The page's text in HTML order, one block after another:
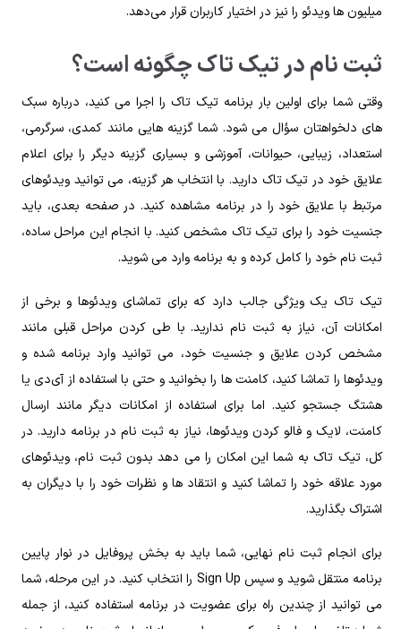
میلیون‌ ها ویدئو را نیز در اختیار کاربران قرار می‌‌دهد.
ثبت نام در تیک تاک چگونه است؟
وقتی شما برای اولین بار برنامه تیک تاک را اجرا می‌ کنید، درباره سبک‌
های دلخواهتان سؤال می‌ شود. شما گزینه‌ هایی مانند کمدی، سرگرمی،
استعداد، زیبایی، حیوانات، آموزشی و بسیاری گزینه دیگر را برای اعلام
علایق خود در تیک تاک دارید. با انتخاب هر گزینه، می‌ توانید ویدئوهای
مرتبط با علایق خود را در برنامه مشاهده کنید. در صفحه بعدی، باید
جنسیت خود را برای تیک تاک مشخص کنید. با انجام این مراحل ساده،
ثبت نام خود را کامل کرده و به برنامه وارد می‌ شوید.
تیک تاک یک ویژگی جالب دارد که برای تماشای ویدئوها و برخی از
امکانات آن، نیاز به ثبت نام ندارید. با طی کردن مراحل قبلی مانند
مشخص کردن علایق و جنسیت خود، می توانید وارد برنامه شده و
ویدئوها را تماشا کنید، کامنت‌ ها را بخوانید و حتی با استفاده از آی‌‌دی یا
هشتگ جستجو کنید. اما برای استفاده از امکانات دیگر مانند ارسال
کامنت، لایک و فالو کردن ویدئوها، نیاز به ثبت نام در برنامه دارید. در
کل، تیک تاک به شما این امکان را می‌ دهد بدون ثبت نام، ویدئوهای
مورد علاقه خود را تماشا کنید و انتقاد ها و نظرات خود را با دیگران به
اشتراک بگذارید.
برای انجام ثبت نام نهایی، شما باید به بخش پروفایل در نوار پایین
برنامه منتقل شوید و سپس Sign Up را انتخاب کنید. در این مرحله، شما
می توانید از چندین راه برای عضویت در برنامه استفاده کنید، از جمله